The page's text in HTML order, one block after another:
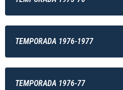
TEMPORADA 1976-1977
TEMPORADA 1976-77